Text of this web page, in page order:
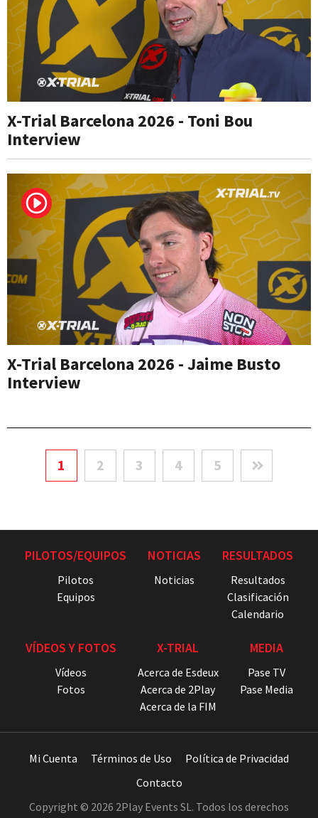
X-Trial Barcelona 2026 - Toni Bou
Interview
X-Trial Barcelona 2026 - Jaime Busto
Interview
1 2 3 4 5
PILOTOS/EQUIPOS
Pilotos
Equipos
NOTICIAS
Noticias
RESULTADOS
Resultados
Clasificación
Calendario
VÍDEOS Y FOTOS
Vídeos
Fotos
X-TRIAL
Acerca de Esdeux
Acerca de 2Play
Acerca de la FIM
MEDIA
Pase TV
Pase Media
Mi Cuenta Términos de Uso
Política de Privacidad
Contacto
Copyright © 2026 2Play Events SL. Todos los derechos